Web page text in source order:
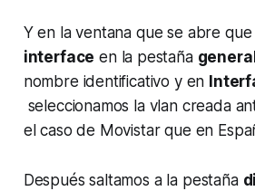
Y en la ventana que se abre que
interface en la pestaña general
nombre identificativo y en
seleccionamos la vlan creada
el caso de Movistar que en
Después saltamos a la pestaña